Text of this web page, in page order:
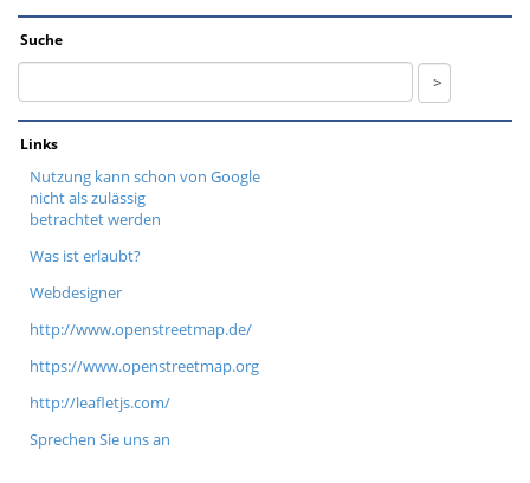
Suche
Links
Nutzung kann schon von Google
nicht als zulässig
betrachtet werden
Was ist erlaubt?
Webdesigner
http://www.openstreetmap.de/
https://www.openstreetmap.org
http://leafletjs.com/
Sprechen Sie uns an